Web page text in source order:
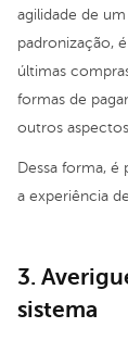
agilidade de
padronização,
últimas
formas de
outros aspectos.
Dessa forma, é
a experiência
3.
sistema